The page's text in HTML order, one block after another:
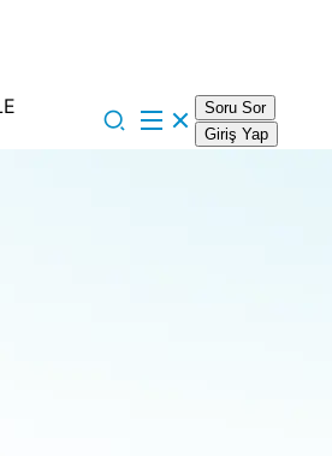
Soru Sor
Giriş Yap